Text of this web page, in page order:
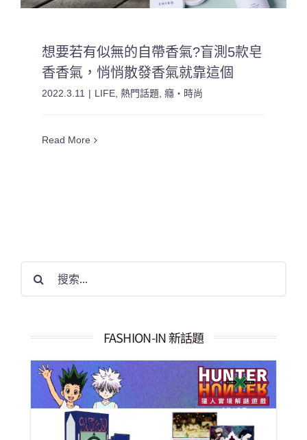
想要若有似無的自帶香氣?盲測5款皂
香香氣，悄悄散發香氣就靠這個
2022.3.11 | LIFE,熱門話題,癮・時尚
Read More
果：
FASHION-IN 新話題